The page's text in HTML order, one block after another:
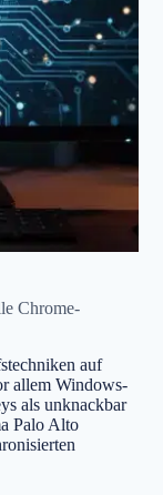
Chrome-
auf
allem Windows-
als unknackbar
Palo Alto